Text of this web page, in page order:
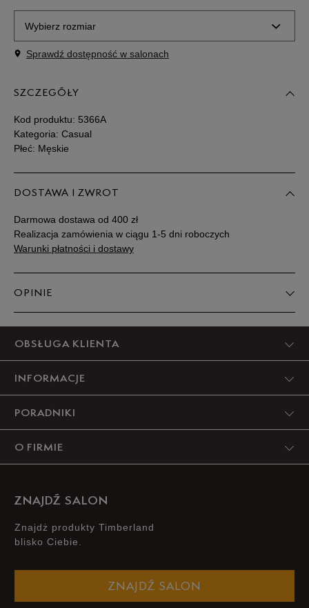
Wybierz rozmiar
Rozmiary EU
41 25,5 cm
41,5 26 cm
43,5 27,5 cm
45 29 cm Powiadom o dostępności
45,5 29,5 cm Powiadom o dostępności
Sprawdź dostępność w salonach
SZCZEGÓŁY
Kod produktu: 5366A
Kategoria: Casual
Płeć: Męskie
DOSTAWA I ZWROT
Darmowa dostawa od 400 zł
Realizacja zamówienia w ciągu 1-5 dni roboczych
Warunki płatności i dostawy
OPINIE
OBSŁUGA KLIENTA
INFORMACJE
PORADNIKI
O FIRMIE
ZNAJDŹ SALON
Znajdż produkty Timberland
blisko Ciebie.
ZNAJDŹ SALON